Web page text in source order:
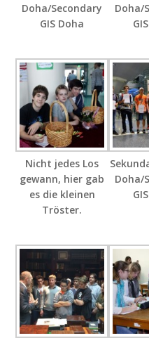
Doha/Secondary
GIS Doha
Doha/
Nicht jedes Los
gewann, hier gab
es die kleinen
Tröster.
Doha/